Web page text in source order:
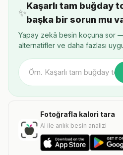
✨
Kaşarlı tam buğday
başka bir sorun mu
Yapay zekâ besin koçuna sor
alternatifler ve daha fazlası
Fotoğrafla kalori tara
AI ile anlık besin analizi